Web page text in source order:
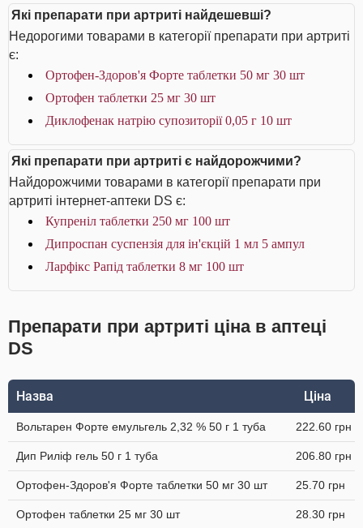
Які препарати при артриті найдешевші?
Недорогими товарами в категорії препарати при артриті
є:
Ортофен-Здоров'я Форте таблетки 50 мг 30 шт
Ортофен таблетки 25 мг 30 шт
Диклофенак натрію супозиторії 0,05 г 10 шт
Які препарати при артриті є найдорожчими?
Найдорожчими товарами в категорії препарати при
артриті інтернет-аптеки DS є:
Купреніл таблетки 250 мг 100 шт
Дипроспан суспензія для ін'єкцій 1 мл 5 ампул
Ларфікс Рапід таблетки 8 мг 100 шт
Препарати при артриті ціна в аптеці
DS
Назва Ціна
Вольтарен Форте емульгель 2,32 % 50 г 1 туба 222.60 грн
Дип Риліф гель 50 г 1 туба 206.80 грн
Ортофен-Здоров'я Форте таблетки 50 мг 30 шт 25.70 грн
Ортофен таблетки 25 мг 30 шт 28.30 грн